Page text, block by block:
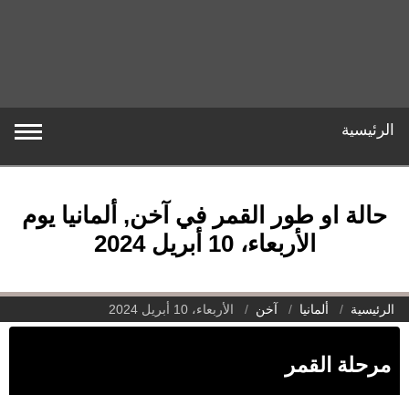
الرئيسية
حالة او طور القمر في آخن, ألمانيا يوم
الأربعاء، 10 أبريل 2024
الرئيسية ألمانيا آخن الأربعاء، 10 أبريل 2024
مرحلة القمر